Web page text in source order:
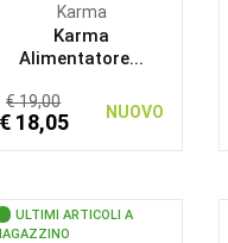
Karma
Karma
Alimentatore...
€ 19,00
€ 18,05 NUOVO
ULTIMI ARTICOLI A